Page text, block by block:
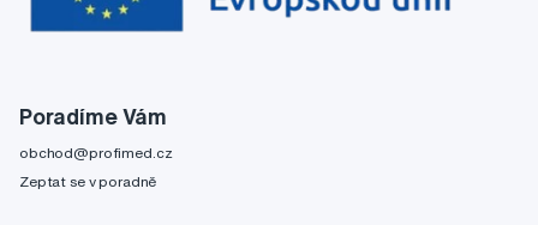
Poradíme Vám
obchod@profimed.cz
Zeptat se v poradně